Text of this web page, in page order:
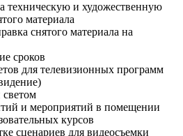
техническую и художественную
материала
снятого материала на
сроков
для телевизионных программ
светом
и мероприятий в помещении
курсов
сценариев для видеосъемки